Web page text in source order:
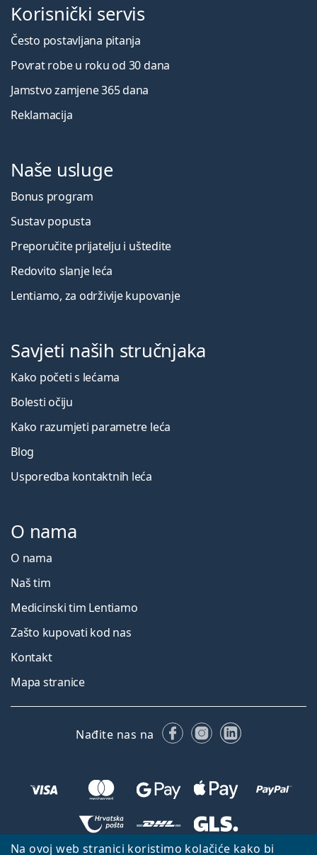
Na ovoj web stranici koristimo kolačiće kako bi
Korisnički servis
Često postavljana pitanja
Povrat robe u roku od 30 dana
Jamstvo zamjene 365 dana
Reklamacija
Naše usluge
Bonus program
Sustav popusta
Preporučite prijatelju i uštedite
Redovito slanje leća
Lentiamo, za održivije kupovanje
Savjeti naših stručnjaka
Kako početi s lećama
Bolesti očiju
Kako razumjeti parametre leća
Blog
Usporedba kontaktnih leća
O nama
O nama
Naš tim
Medicinski tim Lentiamo
Zašto kupovati kod nas
Kontakt
Mapa stranice
Nađite nas na FacebookuInstagramu
LinkedIn